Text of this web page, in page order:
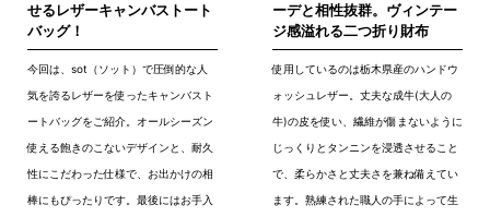
せるレザーキャンバストート
バッグ！
今回は、sot（ソット）で圧倒的な人
気を誇るレザーを使ったキャンバスト
ートバッグをご紹介。オールシーズン
使える飽きのこないデザインと、耐久
性にこだわった仕様で、お出かけの相
棒にもぴったりです。最後にはお手入
ーデと相性抜群。ヴィンテー
ジ感溢れる二つ折り財布
使用しているのは栃木県産のハンドウ
ォッシュレザー。丈夫な成牛(大人の
牛)の皮を使い、繊維が傷まないように
じっくりとタンニンを浸透させること
で、柔らかさと丈夫さを兼ね備えてい
ます。熟練された職人の手によって生